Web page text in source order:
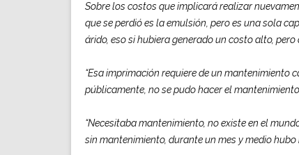
Sobre los costos que implicará realizar
que se perdió es la emulsión, pero es una sola
árido, eso si hubiera generado un costo alto,
“Esa imprimación requiere de un mantenimiento
públicamente, no se pudo hacer el
“Necesitaba mantenimiento, no existe en el
sin mantenimiento, durante un mes y medio